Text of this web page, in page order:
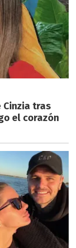
Cinzia tras
el corazón